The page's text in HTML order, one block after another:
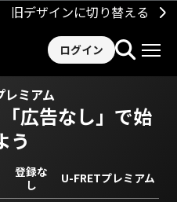
旧デザインに切り替える
ログイン
レミアム
「広告なし」で始
う
登録な
し
U-FRETプレミアム